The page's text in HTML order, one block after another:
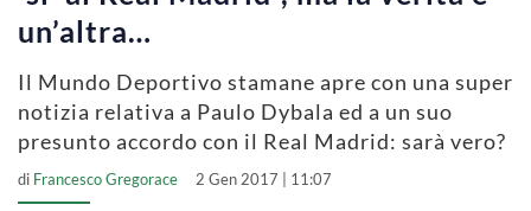
un’altra…
Il Mundo Deportivo stamane apre con una super
notizia relativa a Paulo Dybala ed a un suo
presunto accordo con il Real Madrid: sarà vero?
di Francesco Gregorace 2 Gen 2017 | 11:07